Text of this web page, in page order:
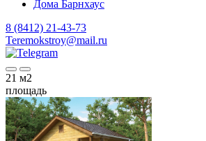
Дома Барнхаус
8 (8412) 21-43-73
Teremokstroy@mail.ru
21 м2
площадь